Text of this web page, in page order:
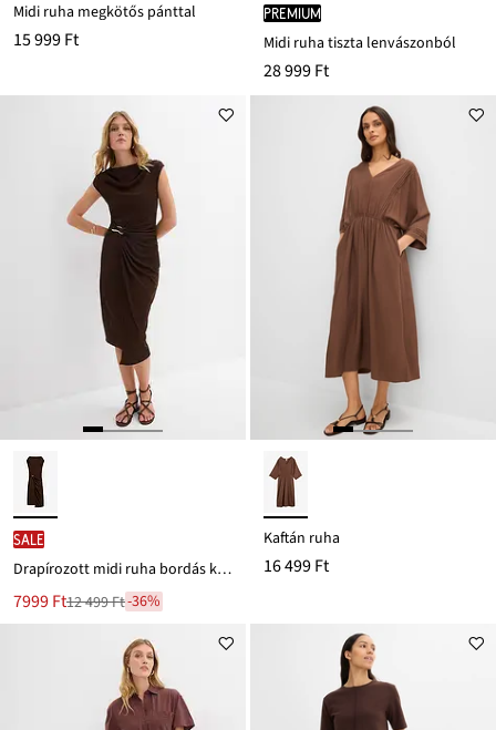
Midi ruha megkötős pánttal
15 999 Ft
PREMIUM
Midi ruha tiszta lenvászonból
28 999 Ft
SALE
Drapírozott midi ruha bordás kivitelben
Új
ár
7999 Ft
Leárazva12 499 Ft-36%
Kaftán ruha
16 499 Ft